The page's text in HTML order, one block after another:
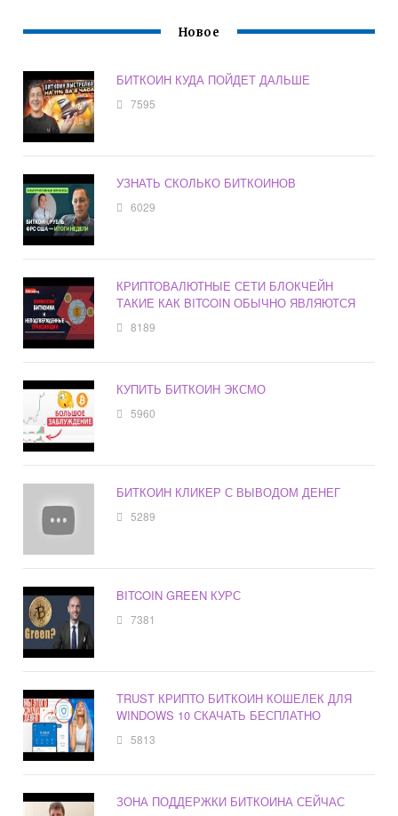
Новое
БИТКОИН КУДА ПОЙДЕТ ДАЛЬШЕ
7595
УЗНАТЬ СКОЛЬКО БИТКОИНОВ
6029
КРИПТОВАЛЮТНЫЕ СЕТИ БЛОКЧЕЙН
ТАКИЕ КАК BITCOIN ОБЫЧНО ЯВЛЯЮТСЯ
8189
КУПИТЬ БИТКОИН ЭКСМО
5960
БИТКОИН КЛИКЕР С ВЫВОДОМ ДЕНЕГ
5289
BITCOIN GREEN КУРС
7381
TRUST КРИПТО БИТКОИН КОШЕЛЕК ДЛЯ
WINDOWS 10 СКАЧАТЬ БЕСПЛАТНО
5813
ЗОНА ПОДДЕРЖКИ БИТКОИНА СЕЙЧАС